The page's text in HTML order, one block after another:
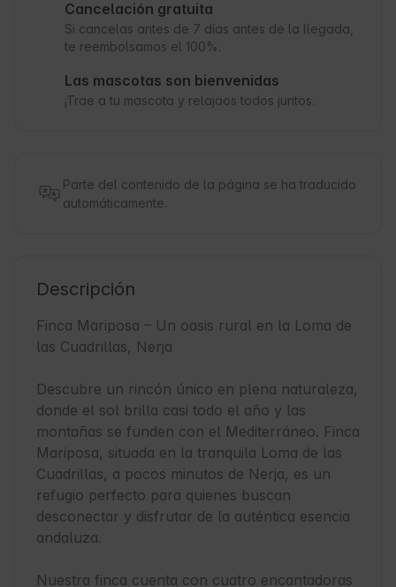
Cancelación gratuita
Si cancelas antes de 7 días antes de la llegada,
te reembolsamos el 100%.
Las mascotas son bienvenidas
¡Trae a tu mascota y relajaos todos juntos.
Parte del contenido de la página se ha traducido
automáticamente.
Descripción
Finca Mariposa – Un oasis rural en la Loma de
las Cuadrillas, Nerja
Descubre un rincón único en plena naturaleza,
donde el sol brilla casi todo el año y las
montañas se funden con el Mediterráneo. Finca
Mariposa, situada en la tranquila Loma de las
Cuadrillas, a pocos minutos de Nerja, es un
refugio perfecto para quienes buscan
desconectar y disfrutar de la auténtica esencia
andaluza.
Nuestra finca cuenta con cuatro encantadoras